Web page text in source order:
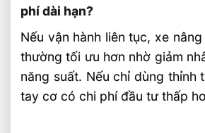
phí dài hạn?
Nếu vận hành liên tục, xe
thường tối ưu hơn nhờ giảm
năng suất. Nếu chỉ dùng thỉnh
tay cơ có chi phí đầu tư thấp